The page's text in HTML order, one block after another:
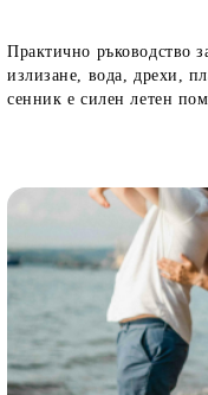
Практично ръководство
излизане, вода, дрехи,
сенник е силен летен